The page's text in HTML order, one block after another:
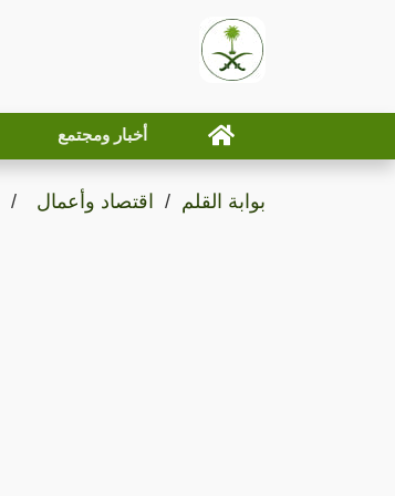
أخبار ومجتمع
بوابة القلم اقتصاد وأعمال